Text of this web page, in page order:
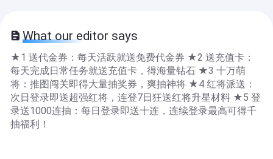
What our editor says
★1 送代金券：每天活跃就送免费代金券 ★2 送充值卡：
每天完成日常任务就送充值卡，得海量钻石 ★3 十万萌
将：推图闯关即得大量抽奖券，爽抽神将 ★4 红将派送：
次日登录即送超强红将，连登7日狂送红将升星材料 ★5 登
录送1000连抽：每日登录即送十连，连续登录最高可得千
抽福利！